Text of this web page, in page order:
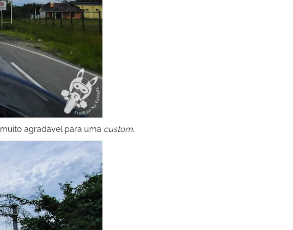
agradável para uma custom.